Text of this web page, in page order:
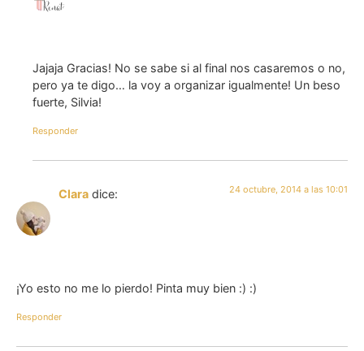
Jajaja Gracias! No se sabe si al final nos casaremos o no,
pero ya te digo… la voy a organizar igualmente! Un beso
fuerte, Silvia!
Responder
Clara dice: 24 octubre, 2014 a las 10:01
¡Yo esto no me lo pierdo! Pinta muy bien :) :)
Responder